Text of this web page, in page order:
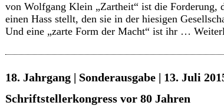
von Wolfgang Klein „Zartheit“ ist die Forderung,
einen Hass stellt, den sie in der hiesigen
Und eine „zarte Form der Macht“ ist ihr …
18. Jahrgang | Sonderausgabe | 13. Juli
Schriftstellerkongress vor 80 Jahren